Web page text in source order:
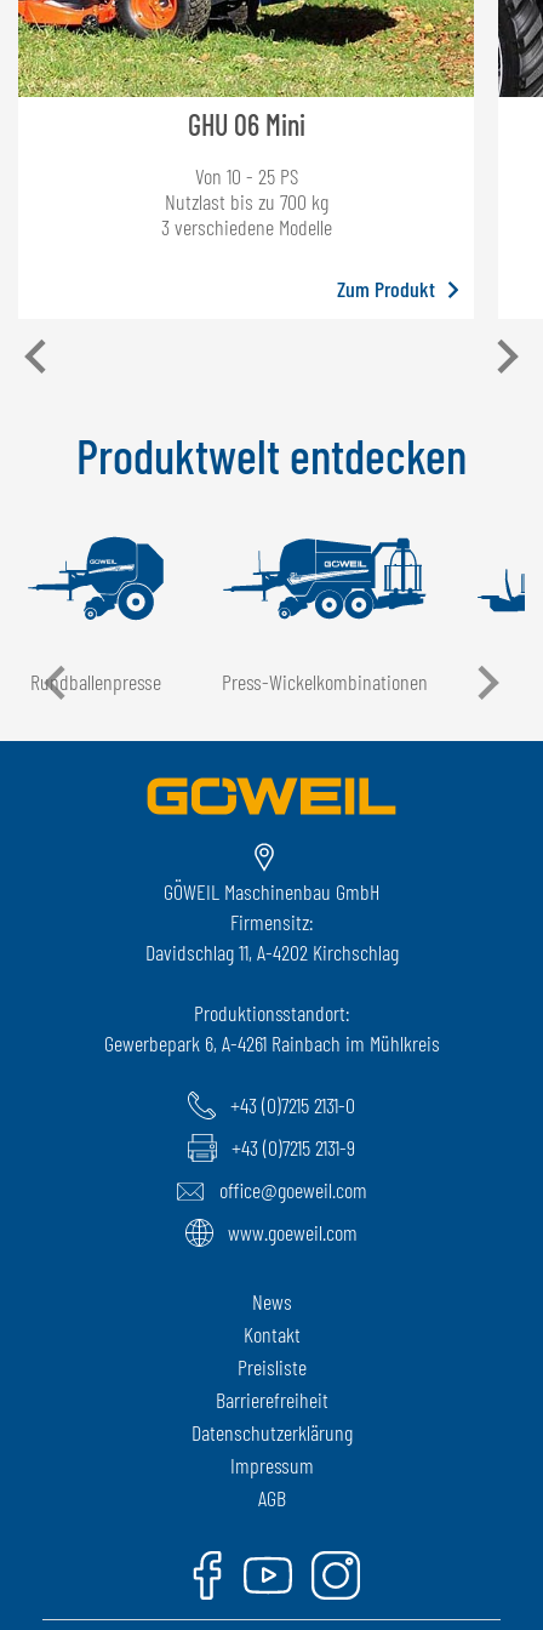
GHU 06 Mini
Von 10 - 25 PS
Nutzlast bis zu 700 kg
3 verschiedene Modelle
Zum Produkt
Produktwelt entdecken
Rundballen­presse Press-Wickel­kombinationen
GÖWEIL Maschinenbau GmbH
Firmensitz:
Davidschlag 11, A-4202 Kirchschlag
Produktionsstandort:
Gewerbepark 6, A-4261 Rainbach im Mühlkreis
+43 (0)7215 2131-0
+43 (0)7215 2131-9
office@goeweil.com
www.goeweil.com
News
Kontakt
Preisliste
Barrierefreiheit
Datenschutzerklärung
Impressum
AGB